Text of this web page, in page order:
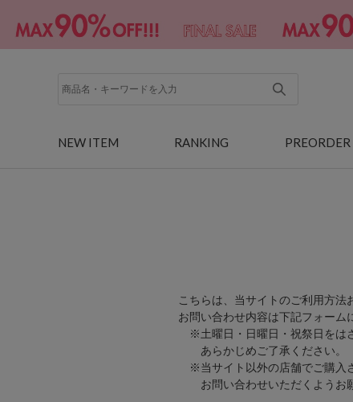
NEW ITEM RANKING PREORDER
こちらは、当サイトのご利用方
お問い合わせ内容は下記フォーム
※土曜日・日曜日・祝祭日をは
あらかじめご了承ください。
※当サイト以外の店舗でご購入
お問い合わせいただくようお願